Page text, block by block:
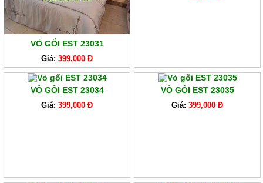
VỎ GỐI EST 23031
Giá: 399,000 Đ
VỎ GỐI EST 23034
Giá: 399,000 Đ
VỎ GỐI EST 23035
Giá: 399,000 Đ